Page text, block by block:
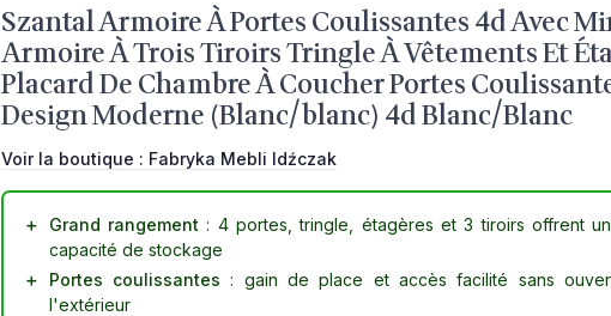
Szantal Armoire À Portes Coulissantes 4d Avec
Armoire À Trois Tiroirs Tringle À Vêtements Et
Placard De Chambre À Coucher Portes
Design Moderne (Blanc/blanc) 4d Blanc/Blanc
Voir la boutique : Fabryka Mebli Idźczak
＋ Grand rangement : 4 portes, tringle, étagères et 3 tiroirs offrent
capacité de stockage
＋
Portes coulissantes : gain de place et accès facilité sans
l'extérieur